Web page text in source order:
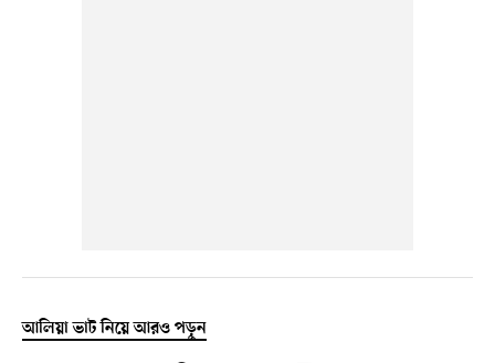
আলিয়া ভাট নিয়ে আরও পড়ুন